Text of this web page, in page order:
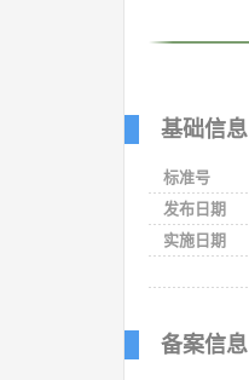
基础信息
标准号
发布日期
实施日期
备案信息